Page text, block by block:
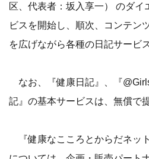
区、代表者：坂入享一） のダイ
ビスを開始し、順次、コンテン
を広げながら各種の日記サービ
なお、『健康日記』、『
記』の基本サービスは、無償で
『健康なこころとからだネッ